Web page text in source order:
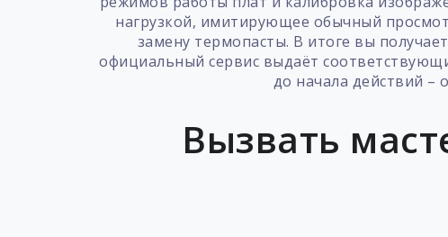
нагрузкой, имитирующее обычный
замену термопасты. В итоге вы
официальный сервис выдаёт
до начала действий –
Вызвать